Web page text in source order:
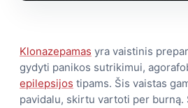
Klonazepamas yra vaistinis
gydyti panikos sutrikimui,
epilepsijos tipams. Šis vaistas
pavidalu, skirtu vartoti per burną.